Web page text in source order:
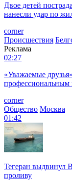
Двое детей
нанесли удар по
corner
Происшествия
Реклама
02:27
«Уважаемые
профессиональным
corner
Общество Москва
01:42
Тегеран выдвинул
проливу